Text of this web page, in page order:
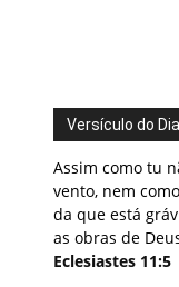
Versículo do Dia
Assim como tu
vento, nem
da que está
as obras de
Eclesiastes 11:5